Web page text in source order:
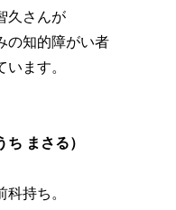
久さんが
の知的障がい者
ます。
ち まさる）
持ち。